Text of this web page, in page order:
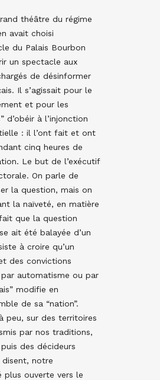
théâtre du régime
avait choisi
du Palais Bourbon
un spectacle aux
de désinformer
Il s’agissait pour le
et pour les
d’obéir à l’injonction
: il l’ont fait et ont
cinq heures de
Le but de l’exécutif
On parle de
la question, mais on
la naïveté, en matière
que la question
ait été balayée d’un
à croire qu’un
des convictions
automatisme ou par
modifie en
de sa “nation”.
peu, sur des territoires
par nos traditions,
des décideurs
notre
plus ouverte vers le